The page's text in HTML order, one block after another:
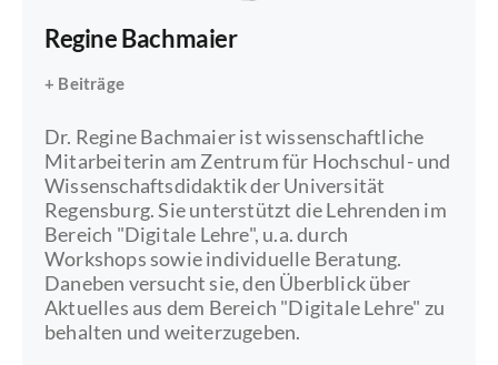
Regine Bachmaier
+ Beiträge
Dr. Regine Bachmaier ist wissenschaftliche
Mitarbeiterin am Zentrum für Hochschul- und
Wissenschaftsdidaktik der Universität
Regensburg. Sie unterstützt die Lehrenden im
Bereich "Digitale Lehre", u.a. durch
Workshops sowie individuelle Beratung.
Daneben versucht sie, den Überblick über
Aktuelles aus dem Bereich "Digitale Lehre" zu
behalten und weiterzugeben.